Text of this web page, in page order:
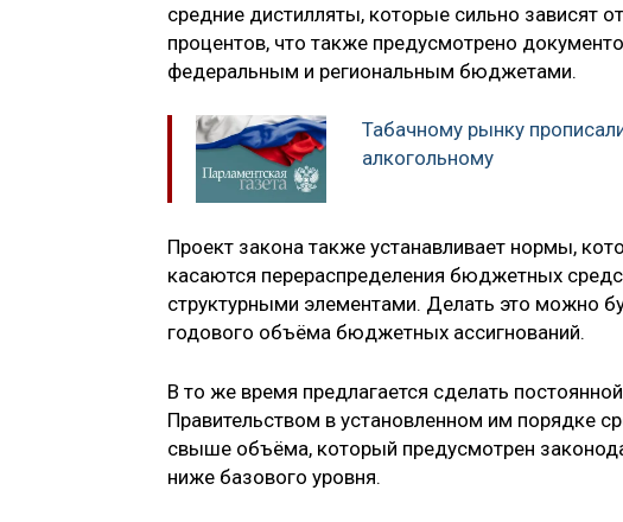
средние дистилляты, которые сильно зависят
процентов, что также предусмотрено
федеральным и региональным бюджетами.
Табачному рынку
алкогольному
Проект закона также устанавливает нормы,
касаются перераспределения бюджетных
структурными элементами. Делать это можно
годового объёма бюджетных ассигнований.
В то же время предлагается сделать
Правительством в установленном им порядке
свыше объёма, который предусмотрен
ниже базового уровня.